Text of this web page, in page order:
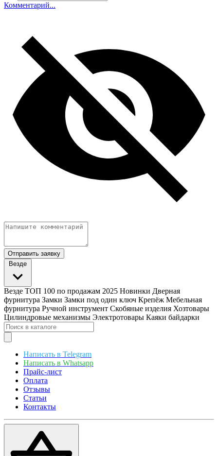
Комментарий...
Отправить заявку
Везде
Везде ТОП 100 по продажам 2025 Новинки Дверная
фурнитура Замки Замки под один ключ Крепёж Мебельная
фурнитура Ручной инструмент Скобяные изделия Хозтовары
Цилиндровые механизмы Электротовары Каяки байдарки
Написать в Telegram
Написать в Whatsapp
Прайс-лист
Оплата
Отзывы
Статьи
Контакты